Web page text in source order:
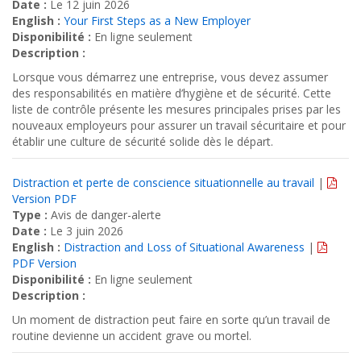
Date : Le 12 juin 2026
English : Your First Steps as a New Employer
Disponibilité : En ligne seulement
Description :
Lorsque vous démarrez une entreprise, vous devez assumer
des responsabilités en matière d’hygiène et de sécurité. Cette
liste de contrôle présente les mesures principales prises par les
nouveaux employeurs pour assurer un travail sécuritaire et pour
établir une culture de sécurité solide dès le départ.
Distraction et perte de conscience situationnelle au travail |
Version PDF
Type : Avis de danger-alerte
Date : Le 3 juin 2026
English : Distraction and Loss of Situational Awareness |
PDF Version
Disponibilité : En ligne seulement
Description :
Un moment de distraction peut faire en sorte qu’un travail de
routine devienne un accident grave ou mortel.